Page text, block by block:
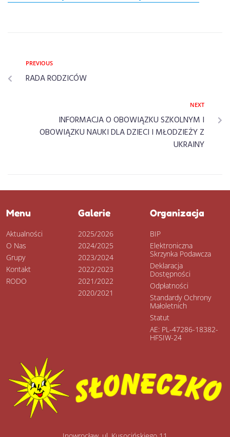
PREVIOUS
RADA RODZICÓW
NEXT
INFORMACJA O OBOWIĄZKU SZKOLNYM I
OBOWIĄZKU NAUKI DLA DZIECI I MŁODZIEŻY Z
UKRAINY
Menu
Aktualności
O Nas
Grupy
Kontakt
RODO
Galerie
2025/2026
2024/2025
2023/2024
2022/2023
2021/2022
2020/2021
Organizacja
BIP
Elektroniczna
Skrzynka Podawcza
Deklaracja
Dostępności
Odpłatności
Standardy Ochrony
Małoletnich
Statut
AE: PL-47286-18382-
HFSIW-24